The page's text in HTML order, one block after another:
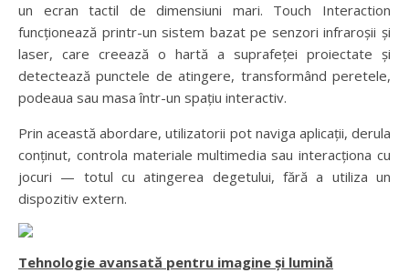
un ecran tactil de dimensiuni mari. Touch Interaction
funcționează printr-un sistem bazat pe senzori infraroșii și
laser, care creează o hartă a suprafeței proiectate și
detectează punctele de atingere, transformând peretele,
podeaua sau masa într-un spațiu interactiv.
Prin această abordare, utilizatorii pot naviga aplicații, derula
conținut, controla materiale multimedia sau interacționa cu
jocuri — totul cu atingerea degetului, fără a utiliza un
dispozitiv extern.
Tehnologie avansată pentru imagine și lumină